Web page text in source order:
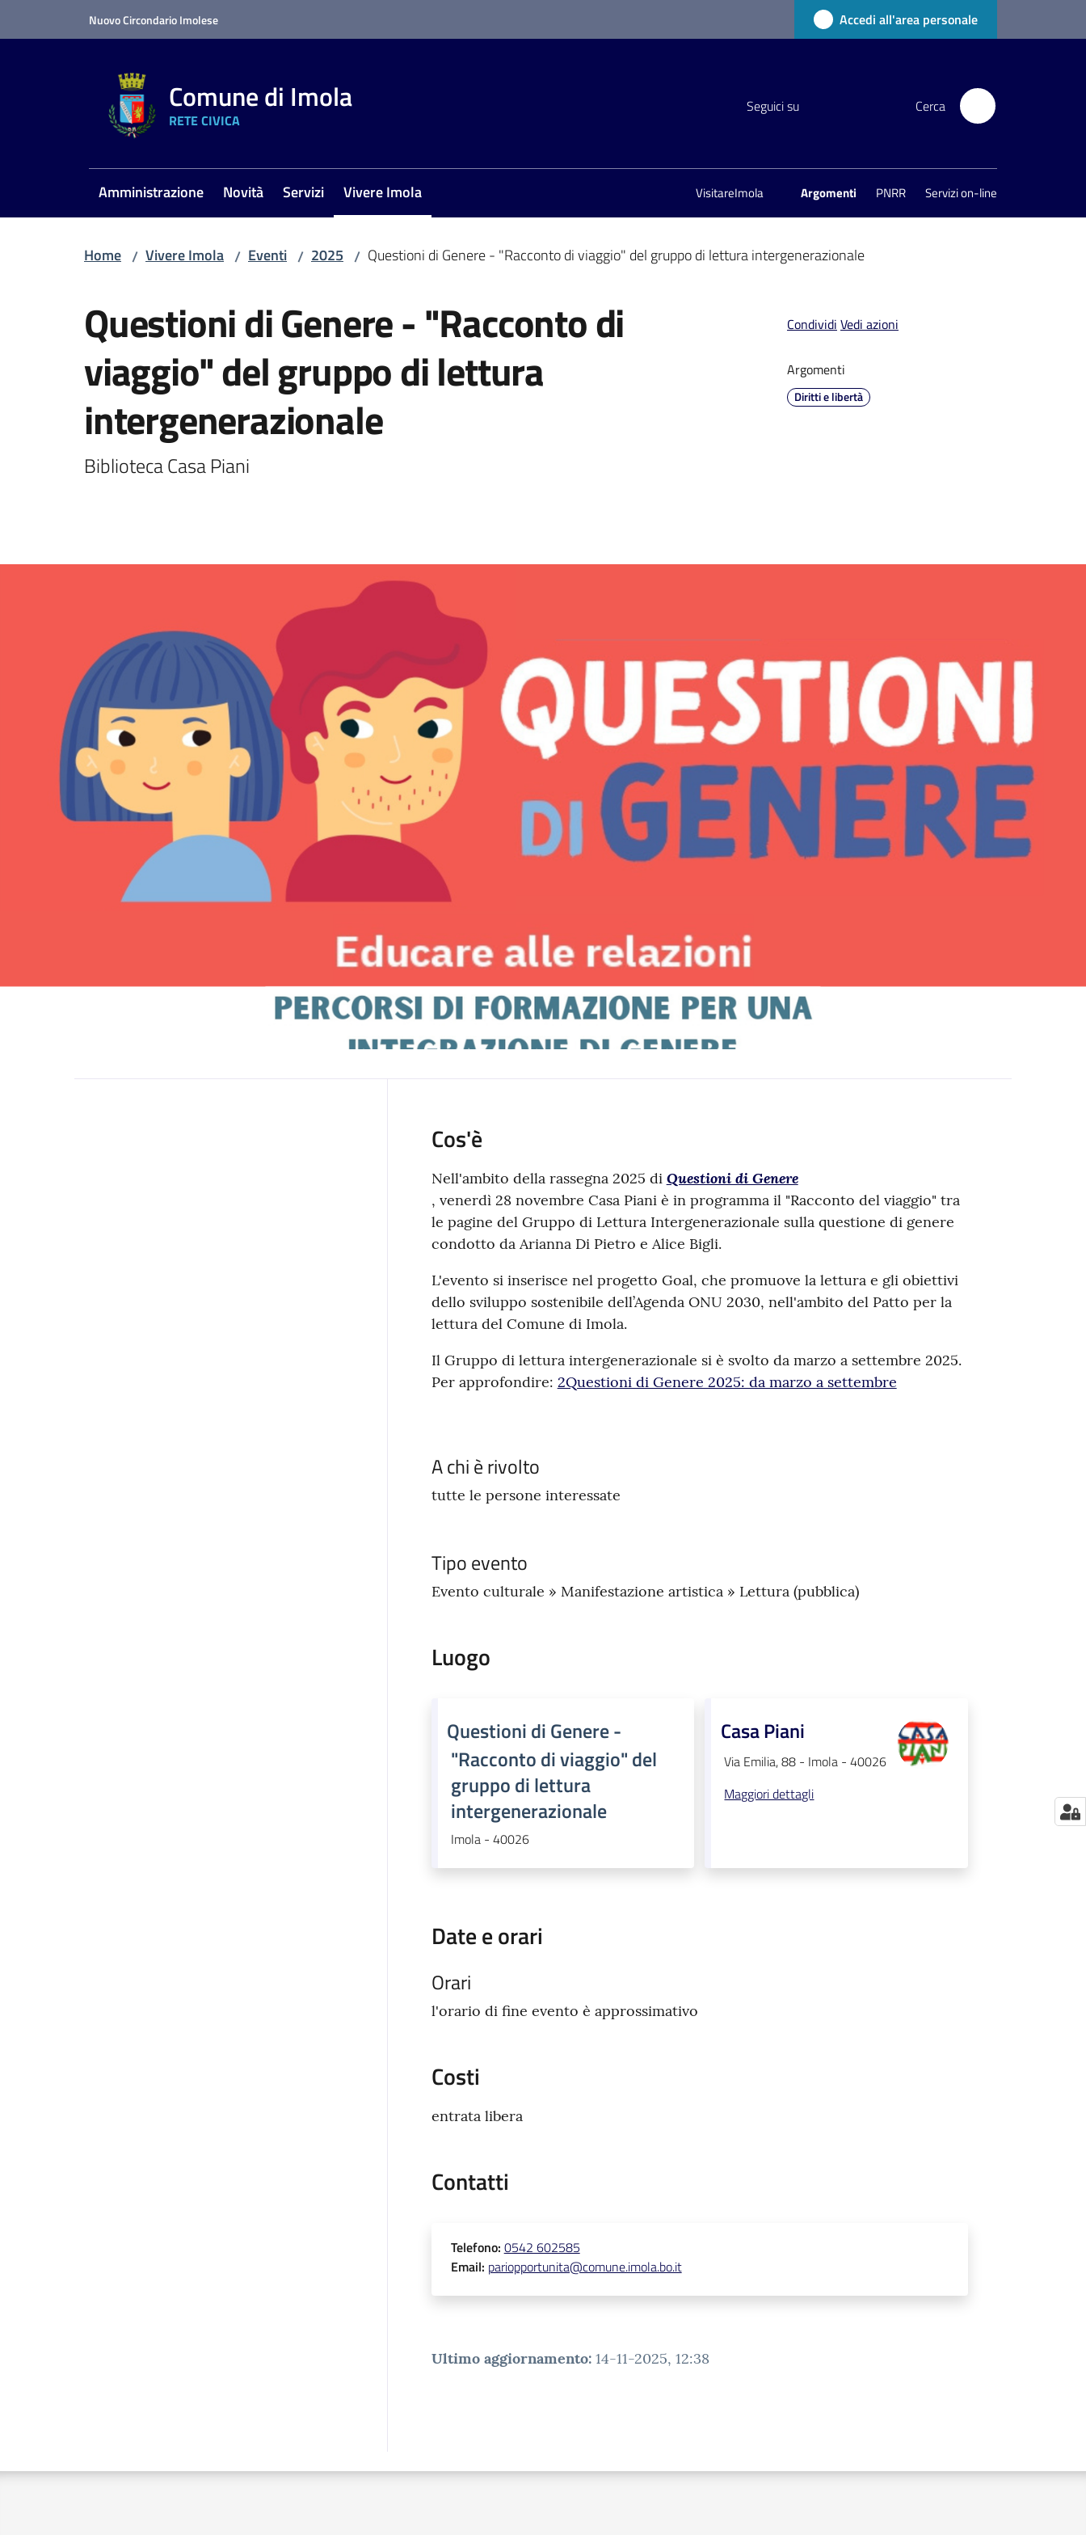
Nuovo Circondario Imolese Accedi all'area personale
Comune di Imola
RETE CIVICA
Seguici su Cerca
Amministrazione Novità Servizi Vivere Imola
Menu selezionato VisitareImola Argomenti PNRR Servizi on-line
Home / Vivere Imola / Eventi / 2025 / Questioni di Genere - "Racconto di viaggio" del gruppo di lettura intergenerazionale
Questioni di Genere - "Racconto di
viaggio" del gruppo di lettura
intergenerazionale
Biblioteca Casa Piani
Condividi Vedi azioni
Argomenti
Diritti e libertà
Cos'è
Nell'ambito della rassegna 2025 di Questioni di Genere
, venerdì 28 novembre Casa Piani è in programma il "Racconto del viaggio" tra
le pagine del Gruppo di Lettura Intergenerazionale sulla questione di genere
condotto da Arianna Di Pietro e Alice Bigli.
L'evento si inserisce nel progetto Goal, che promuove la lettura e gli obiettivi
dello sviluppo sostenibile dell’Agenda ONU 2030, nell'ambito del Patto per la
lettura del Comune di Imola.
Il Gruppo di lettura intergenerazionale si è svolto da marzo a settembre 2025.
Per approfondire: 2Questioni di Genere 2025: da marzo a settembre
A chi è rivolto
tutte le persone interessate
Tipo evento
Evento culturale » Manifestazione artistica » Lettura (pubblica)
Luogo
Questioni di Genere -
"Racconto di viaggio" del
gruppo di lettura
intergenerazionale
Imola - 40026
Casa Piani
Via Emilia, 88 - Imola - 40026
Maggiori dettagli
Date e orari
Orari
l'orario di fine evento è approssimativo
Costi
entrata libera
Contatti
Telefono: 0542 602585
Email: pariopportunita@comune.imola.bo.it
Ultimo aggiornamento: 14-11-2025, 12:38